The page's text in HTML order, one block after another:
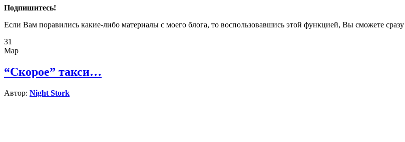
Подпишитесь!
Если Вам поравились какие-либо материалы с моего блога, то воспользовавшись этой функцией, Вы сможете сразу
31
Мар
“Скорое” такси…
Автор: Night Stork